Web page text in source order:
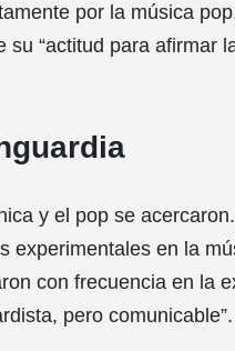
por la música
“actitud para afirmar
y el pop se
experimentales en la
con frecuencia en la
pero comunicable”.